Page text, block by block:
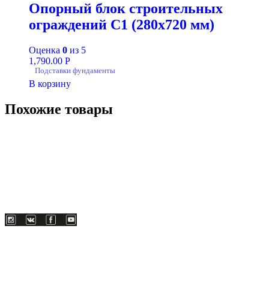
Опорный блок строительных
ограждений С1 (280х720 мм)
Оценка 0 из 5
1,790.00 Р
Подставки фундаменты
В корзину
Похожие товары